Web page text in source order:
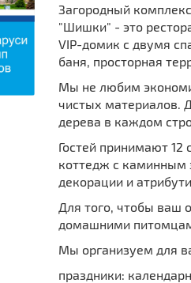
Загородный
"Шишки" - это
VIP-домик с двумя
баня, просторная
Мы не любим
чистых материалов.
дерева в каждом
Гостей принимают
коттедж с каминным
декорации и
Для того, чтобы ваш
домашними
Мы организуем для
праздники: